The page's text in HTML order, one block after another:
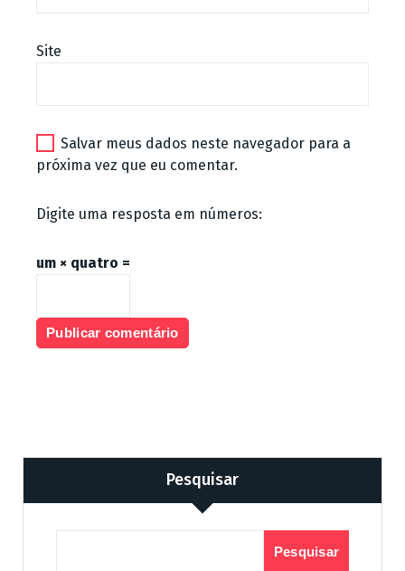
Site
Salvar meus dados neste navegador para a
próxima vez que eu comentar.
Digite uma resposta em números:
um × quatro =
Pesquisar
Pesquisar